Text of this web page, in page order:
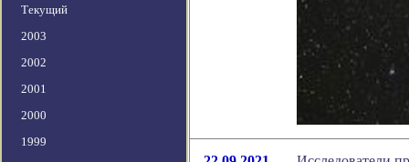
Текущий
2003
2002
2001
2000
1999